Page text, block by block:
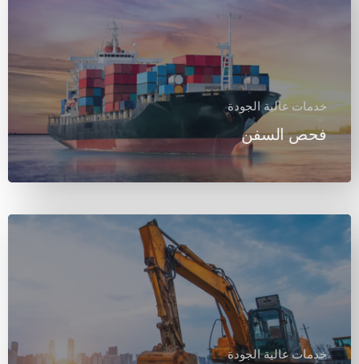
خدمات عالية الجودة
فحص السفن
خدمات عالية الجودة